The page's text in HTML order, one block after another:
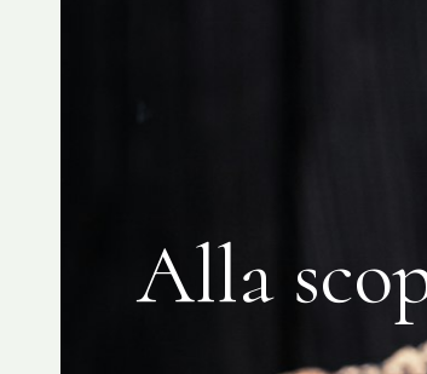
Alla